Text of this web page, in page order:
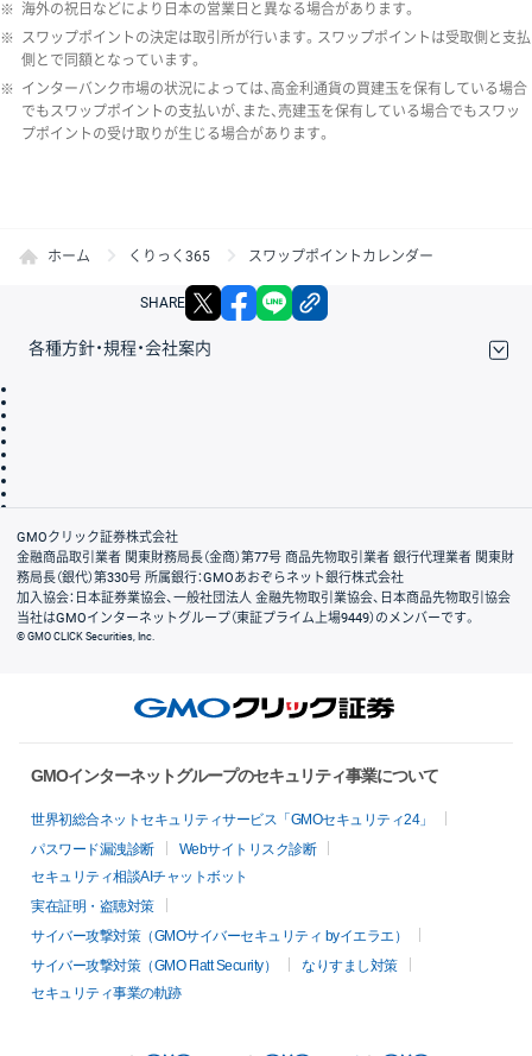
※ 海外の祝日などにより日本の営業日と異なる場合があります。
※ スワップポイントの決定は取引所が行います。スワップポイントは受取側と支払
側とで同額となっています。
※ インターバンク市場の状況によっては、高金利通貨の買建玉を保有している場合
でもスワップポイントの支払いが、また、売建玉を保有している場合でもスワッ
プポイントの受け取りが生じる場合があります。
ホーム くりっく365 スワップポイントカレンダー
SHARE X facebook
各種方針・規程・会社案内
会社案内
GMOクリック証券株式会社
金融商品取引業者 関東財務局長（金商）第77号 商品先物取引業者 銀行代理業者 関東財
務局長（銀代）第330号 所属銀行：GMOあおぞらネット銀行株式会社
加入協会：日本証券業協会、一般社団法人 金融先物取引業協会、日本商品先物取引協会
当社はGMOインターネットグループ（東証プライム上場9449）のメンバーです。
© GMO CLICK Securities, Inc.
GMOインターネットグループのセキュリティ事業について
世界初総合ネットセキュリティサービス「GMOセキュリティ24」
パスワード漏洩診断
Webサイトリスク診断
セキュリティ相談AIチャットボット
実在証明・盗聴対策
サイバー攻撃対策（GMOサイバーセキュリティ byイエラエ）
サイバー攻撃対策（GMO Flatt Security）
なりすまし対策
セキュリティ事業の軌跡